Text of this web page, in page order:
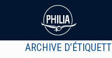
ARCHIVE